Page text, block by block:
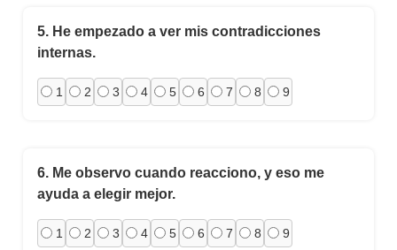
5. He empezado a ver mis contradicciones
internas.
1 2 3 4 5 6 7 8 9
6. Me observo cuando reacciono, y eso me
ayuda a elegir mejor.
1 2 3 4 5 6 7 8 9